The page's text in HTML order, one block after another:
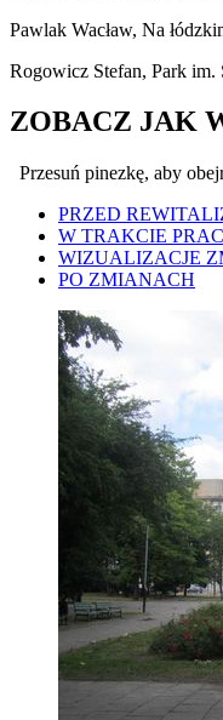
Pawlak Wacław, Na
Rogowicz Stefan, Park
ZOBACZ JAK
Przesuń pinezkę, aby
PRZED
W TRAKCIE PRAC
WIZUALIZACJE
PO ZMIANACH